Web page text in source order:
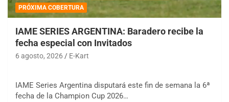
PRÓXIMA COBERTURA
IAME SERIES ARGENTINA: Baradero recibe la
fecha especial con Invitados
6 agosto, 2026 E-Kart
IAME Series Argentina disputará este fin de semana la 6ª
fecha de la Champion Cup 2026…